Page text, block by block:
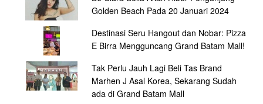
Golden Beach Pada 20 Januari 2024
Destinasi Seru Hangout dan Nobar: Pizza
E Birra Mengguncang Grand Batam Mall!
Tak Perlu Jauh Lagi Beli Tas Brand
Marhen J Asal Korea, Sekarang Sudah
ada di Grand Batam Mall